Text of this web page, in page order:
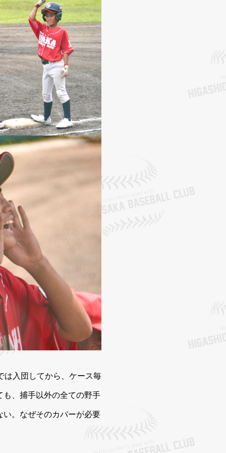
は入団してから、ケース毎
、捕手以外の全ての野手
。なぜそのカバーが必要